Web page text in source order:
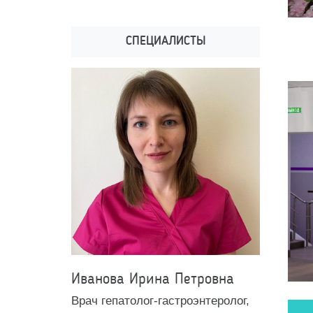
СПЕЦИАЛИСТЫ
Иванова Ирина Петровна
Врач гепатолог-гастроэнтеролог,